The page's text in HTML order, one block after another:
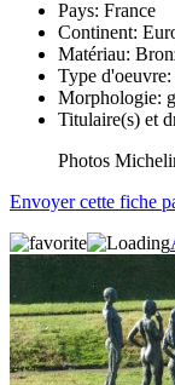
Pays: France
Continent:
Matériau:
Type d'oeuvre:
Morphologie:
Titulaire(s) et
Photos
Envoyer cette fiche